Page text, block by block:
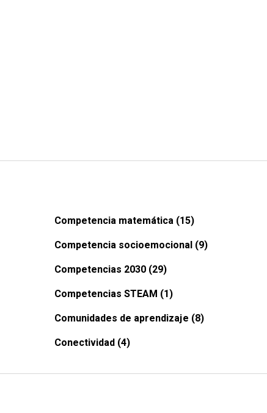
Competencia matemática (15)
Competencia socioemocional (9)
Competencias 2030 (29)
Competencias STEAM (1)
Comunidades de aprendizaje (8)
Conectividad (4)